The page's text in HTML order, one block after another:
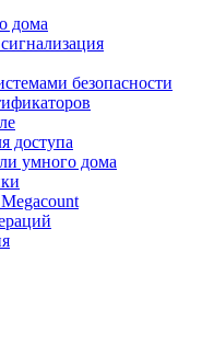
дома
безопасности
доступа
умного дома